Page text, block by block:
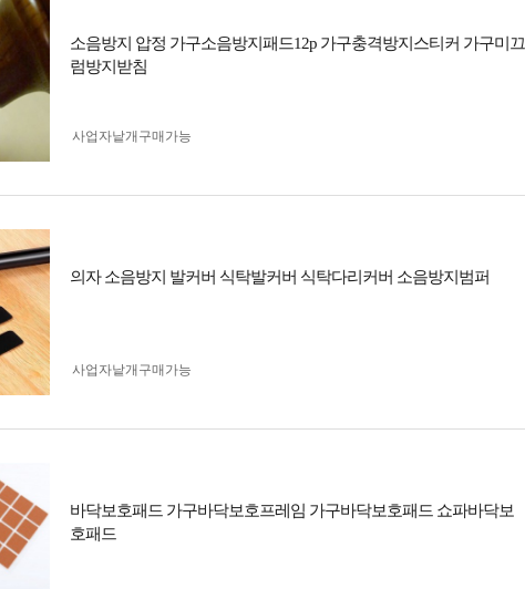
소음방지 압정 가구소음방지패드12p 가구충격방지스티커 가구미끄
럼방지받침
사업자 낱개구매가능
의자 소음방지 발커버 식탁발커버 식탁다리커버 소음방지범퍼
사업자 낱개구매가능
바닥보호패드 가구바닥보호프레임 가구바닥보호패드 쇼파바닥보
호패드